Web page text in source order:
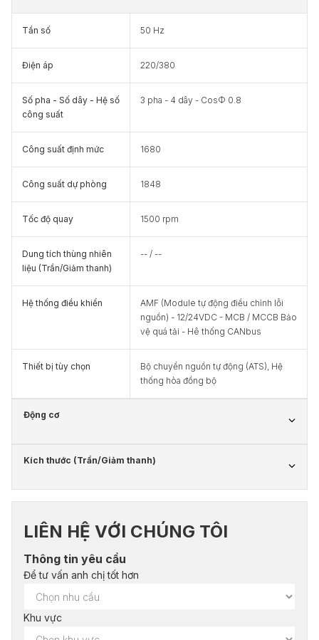
Tần số 50 Hz
Điện áp 220/380
Số pha - Số dây - Hệ số
công suất
3 pha - 4 dây - CosΦ 0.8
Công suất định mức 1680
Công suất dự phòng 1848
Tốc độ quay 1500 rpm
Dung tích thùng nhiên
liệu (Trần/Giảm thanh)
-- / --
Hệ thống điều khiển
AMF (Module tự động điều chỉnh lỗi
nguồn) - 12/24VDC - MCB / MCCB Bảo
vệ quá tải - Hê thống CANbus
Thiết bị tùy chọn
Bộ chuyển nguồn tự động (ATS), Hệ
thống hòa đồng bộ
Động cơ
Kích thước (Trần/Giảm thanh)
LIÊN HỆ VỚI CHÚNG TÔI
Thông tin yêu cầu
Để tư vấn anh chị tốt hơn
Khu vực